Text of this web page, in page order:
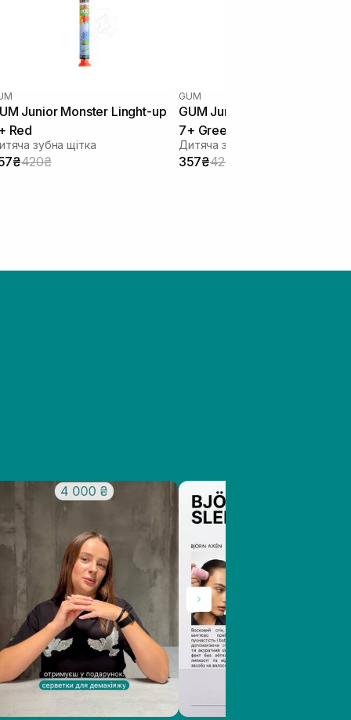
Junior Monster Linght-up
Red
зубна щітка
420₴
GUM
GUM Junior Monster Linght-
7+ Green
Дитяча зубна щітка
357₴420₴